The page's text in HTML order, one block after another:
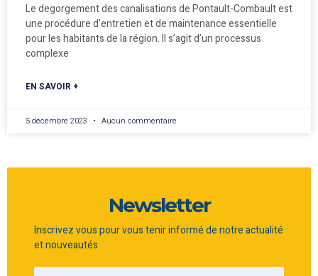
Le degorgement des canalisations de Pontault-Combault est
une procédure d’entretien et de maintenance essentielle
pour les habitants de la région. Il s’agit d’un processus
complexe
EN SAVOIR +
5 décembre 2023 Aucun commentaire
Newsletter
Inscrivez vous pour vous tenir informé de notre actualité
et nouveautés